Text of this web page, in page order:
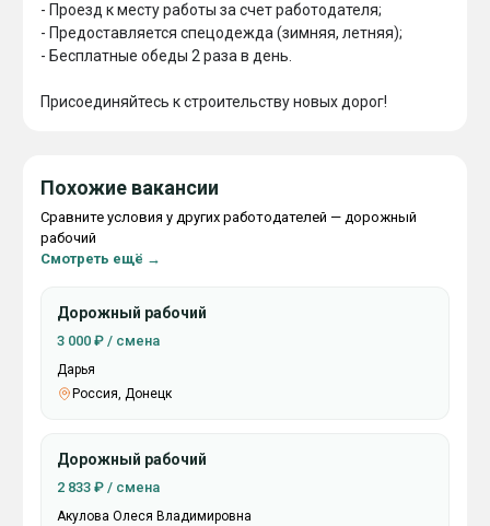
- Проезд к месту работы за счет работодателя;
- Предоставляется спецодежда (зимняя, летняя);
- Бесплатные обеды 2 раза в день.
Присоединяйтесь к строительству новых дорог!
Похожие вакансии
Сравните условия у других работодателей — дорожный
рабочий
Смотреть ещё →
Дорожный рабочий
3 000 ₽ / смена
Дарья
Россия, Донецк
Дорожный рабочий
2 833 ₽ / смена
Акулова Олеся Владимировна